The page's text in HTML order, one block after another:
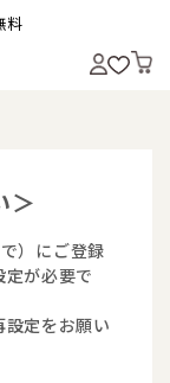
料
＞
）にご登録
が必要で
定をお願い